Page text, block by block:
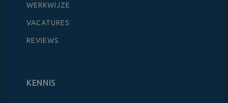
WERKWIJZE
VACATURES
REVIEWS
KENNIS